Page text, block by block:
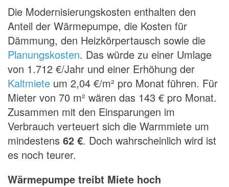
Die Modernisierungskosten enthalten den
Anteil der Wärmepumpe, die Kosten für
Dämmung, den Heizkörpertausch sowie die
Planungskosten. Das würde zu einer Umlage
von 1.712 €/Jahr und einer Erhöhung der
Kaltmiete um 2,04 €/m² pro Monat führen. Für
Mieter von 70 m² wären das 143 € pro Monat.
Zusammen mit den Einsparungen im
Verbrauch verteuert sich die Warmmiete um
mindestens 62 €. Doch wahrscheinlich wird ist
es noch teurer.
Wärmepumpe treibt Miete hoch